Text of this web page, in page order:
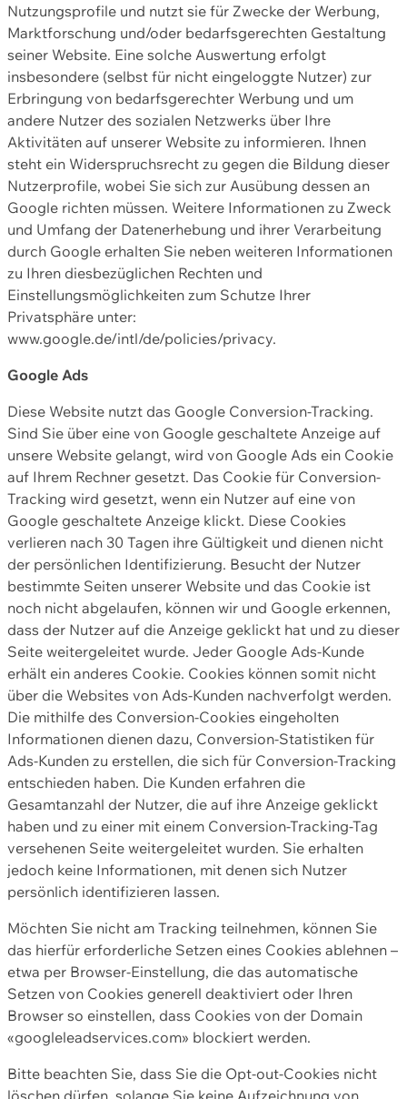
Nutzungsprofile und nutzt sie für Zwecke der Werbung,
Marktforschung und/oder bedarfsgerechten Gestaltung
seiner Website. Eine solche Auswertung erfolgt
insbesondere (selbst für nicht eingeloggte Nutzer) zur
Erbringung von bedarfsgerechter Werbung und um
andere Nutzer des sozialen Netzwerks über Ihre
Aktivitäten auf unserer Website zu informieren. Ihnen
steht ein Widerspruchsrecht zu gegen die Bildung dieser
Nutzerprofile, wobei Sie sich zur Ausübung dessen an
Google richten müssen. Weitere Informationen zu Zweck
und Umfang der Datenerhebung und ihrer Verarbeitung
durch Google erhalten Sie neben weiteren Informationen
zu Ihren diesbezüglichen Rechten und
Einstellungsmöglichkeiten zum Schutze Ihrer
Privatsphäre unter:
www.google.de/intl/de/policies/privacy.
Google Ads
Diese Website nutzt das Google Conversion-Tracking.
Sind Sie über eine von Google geschaltete Anzeige auf
unsere Website gelangt, wird von Google Ads ein Cookie
auf Ihrem Rechner gesetzt. Das Cookie für Conversion-
Tracking wird gesetzt, wenn ein Nutzer auf eine von
Google geschaltete Anzeige klickt. Diese Cookies
verlieren nach 30 Tagen ihre Gültigkeit und dienen nicht
der persönlichen Identifizierung. Besucht der Nutzer
bestimmte Seiten unserer Website und das Cookie ist
noch nicht abgelaufen, können wir und Google erkennen,
dass der Nutzer auf die Anzeige geklickt hat und zu dieser
Seite weitergeleitet wurde. Jeder Google Ads-Kunde
erhält ein anderes Cookie. Cookies können somit nicht
über die Websites von Ads-Kunden nachverfolgt werden.
Die mithilfe des Conversion-Cookies eingeholten
Informationen dienen dazu, Conversion-Statistiken für
Ads-Kunden zu erstellen, die sich für Conversion-Tracking
entschieden haben. Die Kunden erfahren die
Gesamtanzahl der Nutzer, die auf ihre Anzeige geklickt
haben und zu einer mit einem Conversion-Tracking-Tag
versehenen Seite weitergeleitet wurden. Sie erhalten
jedoch keine Informationen, mit denen sich Nutzer
persönlich identifizieren lassen.
Möchten Sie nicht am Tracking teilnehmen, können Sie
das hierfür erforderliche Setzen eines Cookies ablehnen –
etwa per Browser-Einstellung, die das automatische
Setzen von Cookies generell deaktiviert oder Ihren
Browser so einstellen, dass Cookies von der Domain
«googleleadservices.com» blockiert werden.
Bitte beachten Sie, dass Sie die Opt-out-Cookies nicht